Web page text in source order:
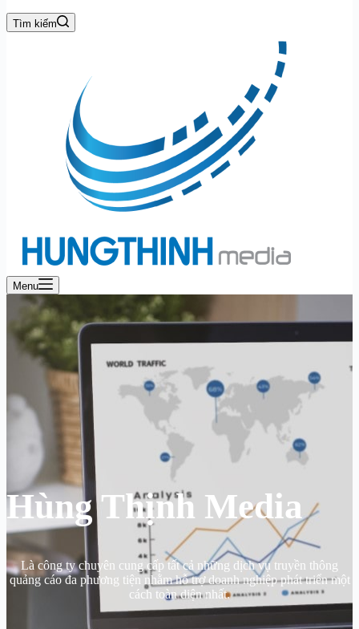
Tìm kiếm
Menu
Hùng Thịnh Media
Là công ty chuyên cung cấp tất cả những dịch vụ truyền thông
quảng cáo đa phương tiện nhằm hỗ trợ doanh nghiệp phát triển một
cách toàn diện nhất.